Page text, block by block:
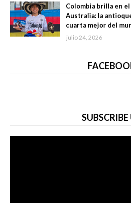
Colombia brilla en
Australia: la
cuarta mejor del
julio 24, 2026
SUBSCRIBE